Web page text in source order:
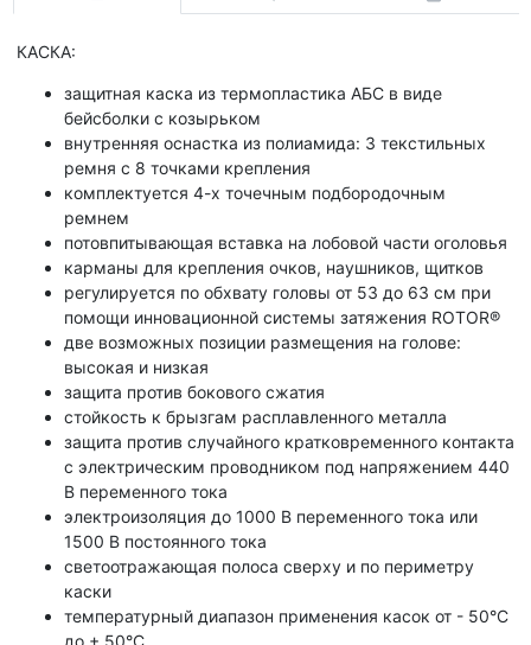
КАСКА:
защитная каска из термопластика АБС в виде
бейсболки с козырьком
внутренняя оснастка из полиамида: 3 текстильных
ремня с 8 точками крепления
комплектуется 4-х точечным подбородочным
ремнем
потовпитывающая вставка на лобовой части оголовья
карманы для крепления очков, наушников, щитков
регулируется по обхвату головы от 53 до 63 см при
помощи инновационной системы затяжения ROTOR®
две возможных позиции размещения на голове:
высокая и низкая
защита против бокового сжатия
стойкость к брызгам расплавленного металла
защита против случайного кратковременного контакта
с электрическим проводником под напряжением 440
В переменного тока
электроизоляция до 1000 В переменного тока или
1500 В постоянного тока
светоотражающая полоса сверху и по периметру
каски
температурный диапазон применения касок от - 50°C